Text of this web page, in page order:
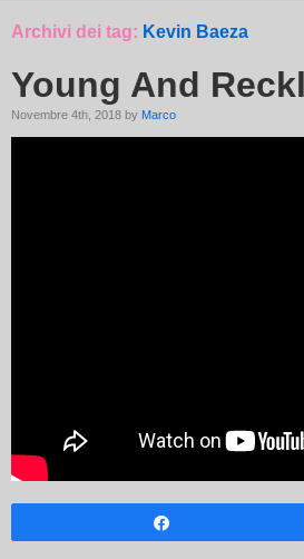
Archivi dei tag: Kevin Baeza
Young And
Novembre 4th, 2018 by Marco